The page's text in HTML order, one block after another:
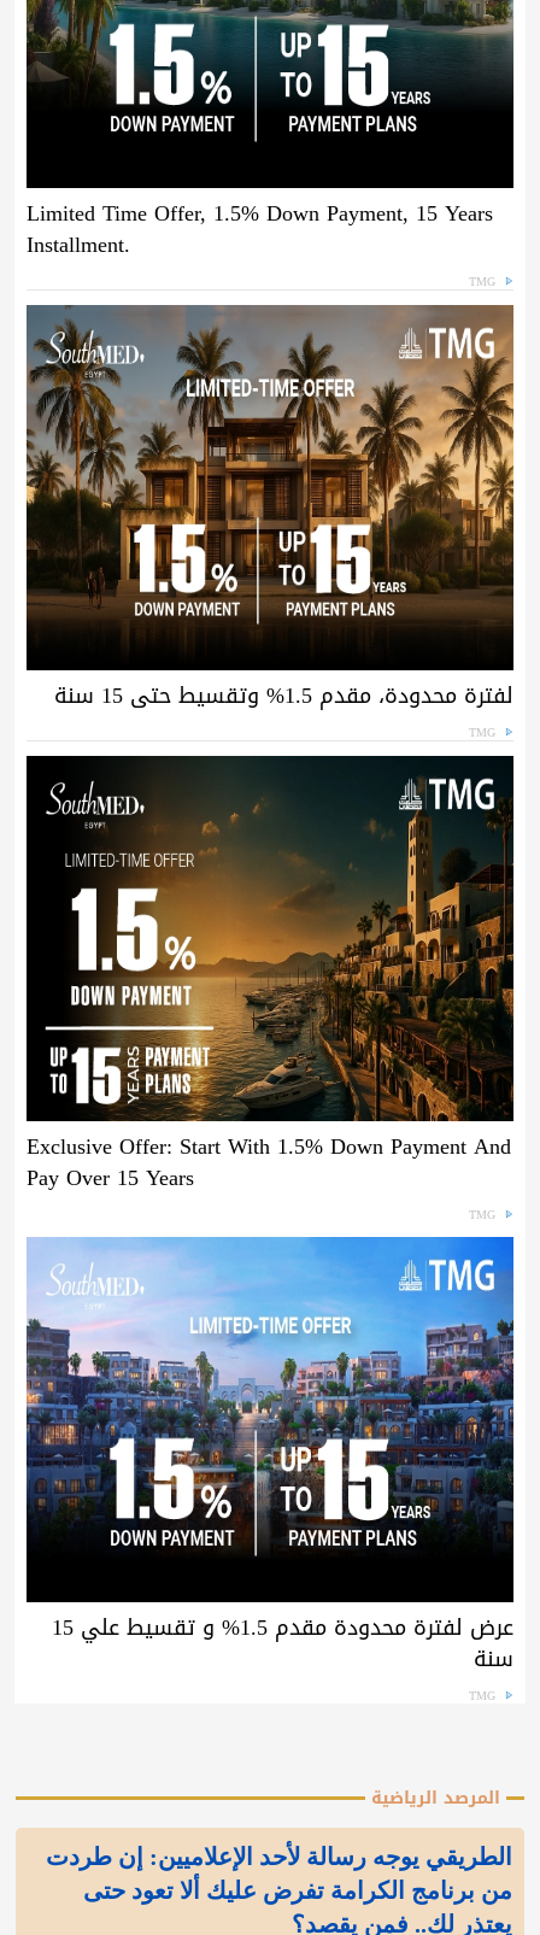
Limited Time Offer, 1.5% Down Payment, 15 Years
Installment.
TMG
لفترة محدودة، مقدم 1.5% وتقسيط حتى 15 سنة
TMG
Exclusive Offer: Start With 1.5% Down Payment And
Pay Over 15 Years
TMG
عرض لفترة محدودة مقدم 1.5% و تقسيط علي 15
سنة
TMG
المرصد الرياضية
الطريقي يوجه رسالة لأحد الإعلاميين: إن طردت
من برنامج الكرامة تفرض عليك ألا تعود حتى
يعتذر لك.. فمن يقصد؟